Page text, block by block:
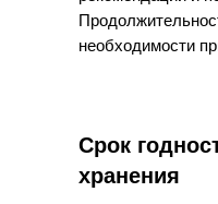
необходимости
Срок
хранения